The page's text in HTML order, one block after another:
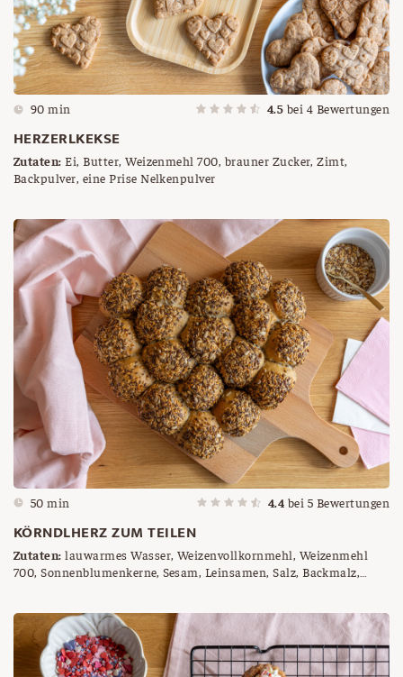
90 min 4.5 bei 4 Bewertungen
HERZERLKEKSE
Zutaten: Ei, Butter, Weizenmehl 700, brauner Zucker, Zimt,
Backpulver, eine Prise Nelkenpulver
50 min 4.4 bei 5 Bewertungen
KÖRNDLHERZ ZUM TEILEN
Zutaten: lauwarmes Wasser, Weizenvollkornmehl, Weizenmehl
700, Sonnenblumenkerne, Sesam, Leinsamen, Salz, Backmalz,